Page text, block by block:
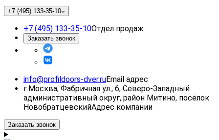
+7 (495) 133-35-10
+7 (495) 133-35-10Отдел продаж
Заказать звонок
info@profildoors-dver.ruEmail адрес
г.Москва, Фабричная ул., 6, Северо-Западный
административный округ, район Митино, посёлок
НовобратцевскийАдрес компании
Заказать звонок